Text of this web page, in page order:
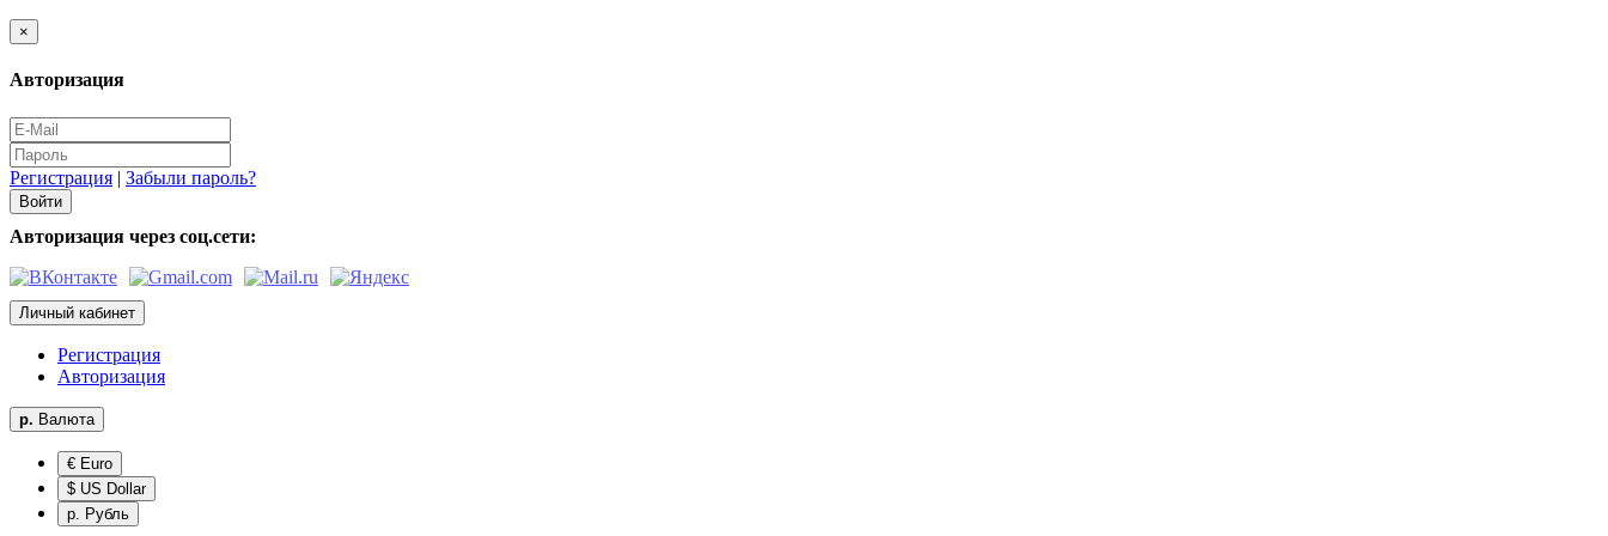
×
Авторизация
Регистрация | Забыли пароль?
Авторизация через соц.сети:
Личный кабинет
Регистрация
Авторизация
р. Валюта
€ Euro
$ US Dollar
р. Рубль